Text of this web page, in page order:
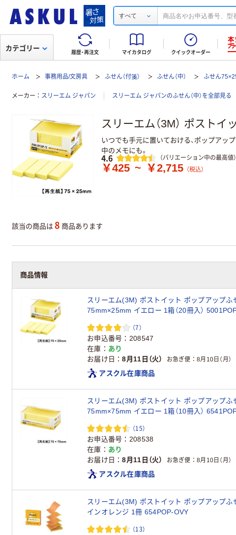
すべて
履歴・再注文 マイカタログ クイックオーダー
カテゴリー
ホーム 事務用品/文房具 ふせん（付箋） ふせん（中） ふせん
メーカー スリーエム ジャパン スリーエム ジャパンのふせん（中）を全部見る
スリーエム（3M） ポスト
いつでも手元に置いておける、ポップアッ
中のメモにも。
レビュー
4.6 （バリエーション中の最高値）
￥425 ~ ￥2,715 （税込）
該当の商品は 8 商品あります
商品情報
スリーエム(3M) ポストイット ポップアップふ
75mm×25mm イエロー 1箱（20冊入）
（7）
お申込番号
208547
在庫
あり
お届け日
8月11日（火） お急ぎ便 8月10日（月）
アスクル在庫商品
スリーエム(3M) ポストイット ポップアップふ
75mm×75mm イエロー 1箱（10冊入）
（15）
お申込番号
208538
在庫
あり
お届け日
8月11日（火） お急ぎ便 8月10日（月）
アスクル在庫商品
スリーエム(3M) ポストイット ポップアップ
インオレンジ 1冊 654POP-OVY
（13）